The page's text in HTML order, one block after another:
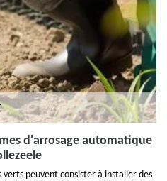
d'arrosage automatique
peuvent consister à installer des